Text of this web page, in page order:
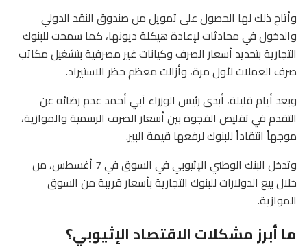
وأتاح ذلك لها الحصول على تمويل من صندوق النقد الدولي
والدخول في محادثات لإعادة هيكلة ديونها، كما سمحت للبنوك
التجارية بتحديد أسعار الصرف وكيانات غير مصرفية بتشغيل مكاتب
صرف العملات لأول مرة، وأزالت معظم حظر الاستيراد.
وبعد أيام قليلة، أبدى رئيس الوزراء آبي أحمد عدم رضائه عن
التقدم في تقليص الفجوة بين أسعار الصرف الرسمية والموازية،
موجهاً انتقاداً للبنوك لرفعها قيمة البير.
وتدخل البنك الوطني الإثيوبي في السوق في 7 أغسطس، من
خلال بيع الدولارات للبنوك التجارية بأسعار قريبة من السوق
الموازية.
ما أبرز مشكلات الاقتصاد الإثيوبي؟